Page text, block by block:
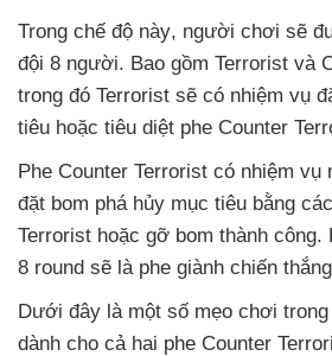
Trong chế độ này, người chơi sẽ
đội 8 người. Bao gồm Terrorist và
trong đó Terrorist sẽ có nhiệm vụ
tiêu hoặc tiêu diệt phe Counter
Phe Counter Terrorist có nhiệm vụ
đặt bom phá hủy mục tiêu bằng
Terrorist hoặc gỡ bom thành công.
8 round sẽ là phe giành chiến
Dưới đây là một số mẹo chơi trong
dành cho cả hai phe Counter